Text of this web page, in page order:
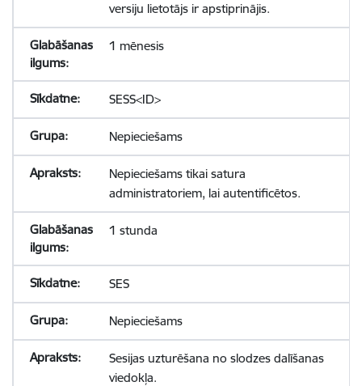
versiju lietotājs ir apstiprinājis.
1 mēnesis
SESS<ID>
Nepieciešams
Nepieciešams tikai satura
administratoriem, lai autentificētos.
1 stunda
SES
Nepieciešams
Sesijas uzturēšana no slodzes dalīšanas
viedokļa.